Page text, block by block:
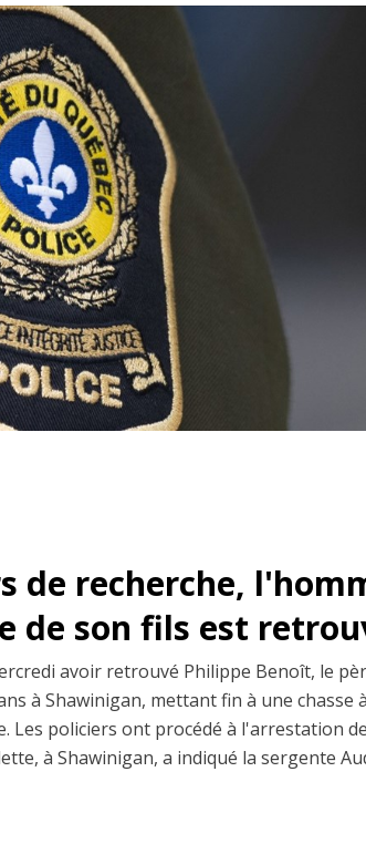
de recherche,
de son fils est
avoir retrouvé Philippe Benoît, le
à Shawinigan, mettant fin à une chasse à
Les policiers ont procédé à l'arrestation
à Shawinigan, a indiqué la sergente